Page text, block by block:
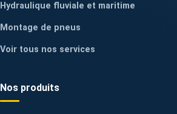
Hydraulique fluviale et maritime
Montage de pneus
Voir tous nos services
Nos produits